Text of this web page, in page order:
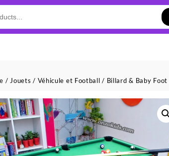
/ Jouets / Véhicule et Football / Billard & Baby Foot